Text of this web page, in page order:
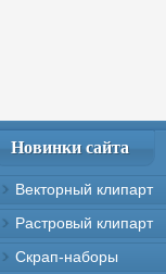
Новинки сайта
Векторный клипарт
Растровый клипарт
Скрап-наборы